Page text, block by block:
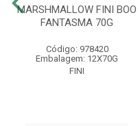
MARSHMALLOW FINI BOO
FANTASMA 70G
Código: 978420
Embalagem: 12X70G
FINI